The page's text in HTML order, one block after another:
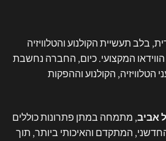
הברית, בלב תעשיית הקולנוע והטלוויזיה
המקצועי. כיום, החברה נחשבת
הקולנוע וההפקות
, מתמחה במתן פתרונות כוללים
המתקדם והאיכותי ביותר, תוך